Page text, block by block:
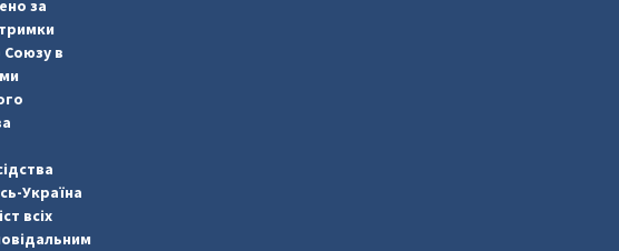
за
Союзу в
Україна
всіх